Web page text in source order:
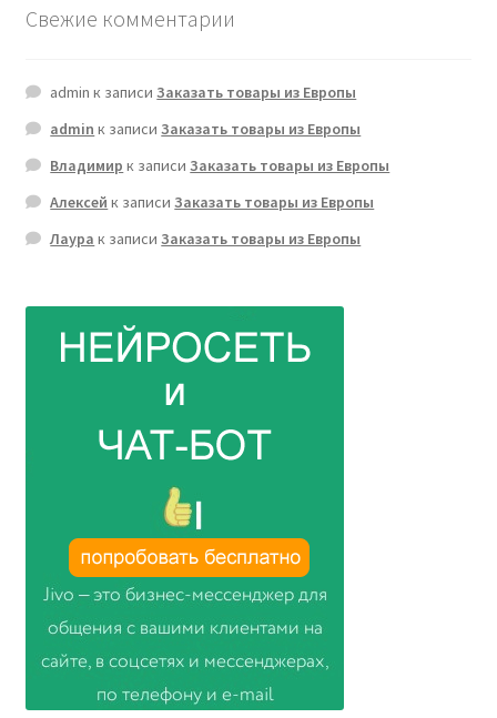
Свежие комментарии
admin к записиЗаказать товары из Европы
admin к записиЗаказать товары из Европы
Владимир к записиЗаказать товары из Европы
Алексей к записиЗаказать товары из Европы
Лаура к записиЗаказать товары из Европы